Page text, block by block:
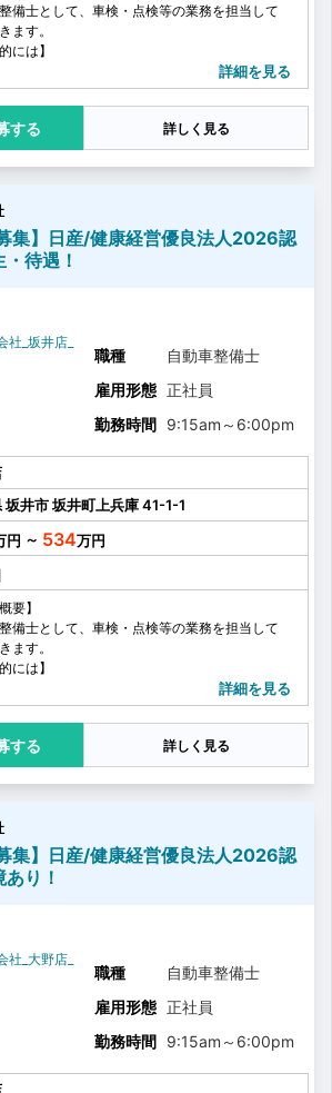
備士として、車検・点検等の業務を担当して
ます。
には】
修理
断
交換（タイヤ、エンジンオイル）
へ整備内容に応じて、部品交換等のご提案や
ス
詳細を見る
する 詳しく見る
集】日産/健康経営優良法人2026認
待遇！
職種
自動車整備士
雇用形態 正社員
勤務時間 9:15am ～ 6:00pm
坂井市坂井町上兵庫41-1-1
～ 534
要】
備士として、車検・点検等の業務を担当して
ます。
には】
修理
断
交換（タイヤ、エンジンオイル）
へ整備内容に応じて、部品交換等のご提案や
ス
詳細を見る
する 詳しく見る
集】日産/健康経営優良法人2026認
り！
職種
自動車整備士
雇用形態 正社員
勤務時間 9:15am ～ 6:00pm